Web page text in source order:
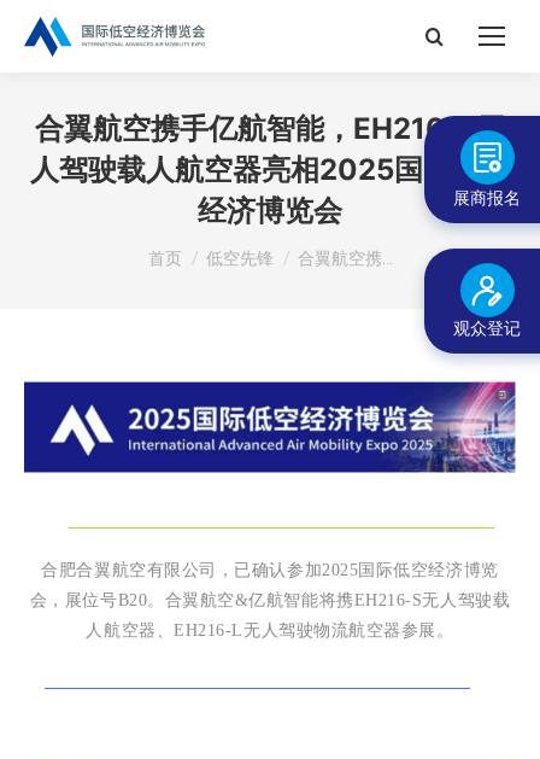
搜
合翼航空携手亿航智能，EH216-S无
人驾驶载人航空器亮相2025国际低空
经济博览会
您在这里：
首页 低空先锋 合翼航空携…
合肥合翼航空有限公司，已确认参加2025国际低空经济博览
会，展位号B20。合翼航空&亿航智能将携EH216-S无人驾驶载
人航空器、EH216-L无人驾驶物流航空器参展。
展商报名
观众登记